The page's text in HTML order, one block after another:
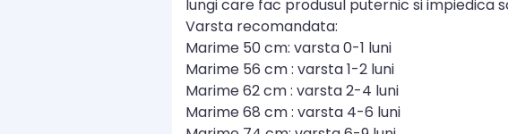
lungi care fac produsul puternic si impiedica
Varsta recomandata:
Marime 50 cm: varsta 0-1 luni
Marime 56 cm : varsta 1-2 luni
Marime 62 cm : varsta 2-4 luni
Marime 68 cm : varsta 4-6 luni